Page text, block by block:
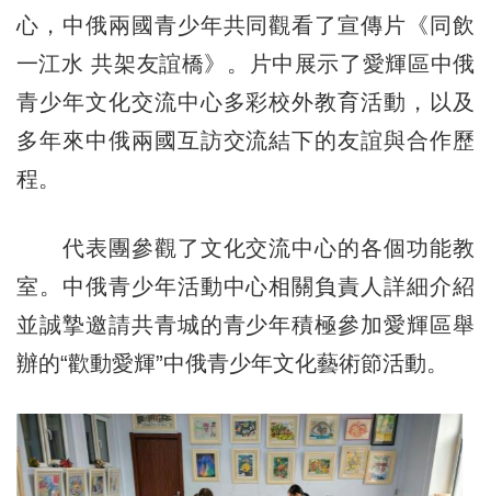
心，中俄兩國青少年共同觀看了宣傳片《同飲
一江水 共架友誼橋》。片中展示了愛輝區中俄
青少年文化交流中心多彩校外教育活動，以及
多年來中俄兩國互訪交流結下的友誼與合作歷
程。
代表團參觀了文化交流中心的各個功能教
室。中俄青少年活動中心相關負責人詳細介紹
並誠摯邀請共青城的青少年積極參加愛輝區舉
辦的“歡動愛輝”中俄青少年文化藝術節活動。